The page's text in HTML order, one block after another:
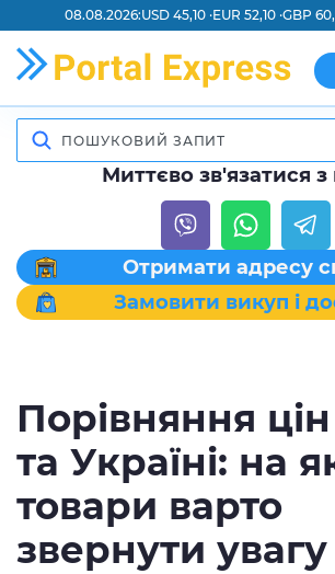
08.08.2026:USD 45,10 ·EUR 52,10 ·GBP
Миттєво зв'язатися
Отримати адресу
Замовити викуп і
Порівняння
та Україні: на
товари варто
звернути увагу